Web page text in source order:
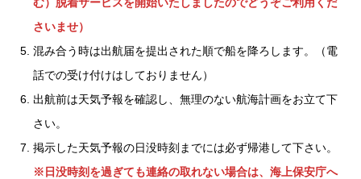
さいませ）
混み合う時は出航届を提出された順で船を降ろします。（電
話での受け付けはしておりません）
出航前は天気予報を確認し、無理のない航海計画をお立て下
さい。
掲示した天気予報の日没時刻までには必ず帰港して下さい。
※日没時刻を過ぎても連絡の取れない場合は、海上保安庁へ